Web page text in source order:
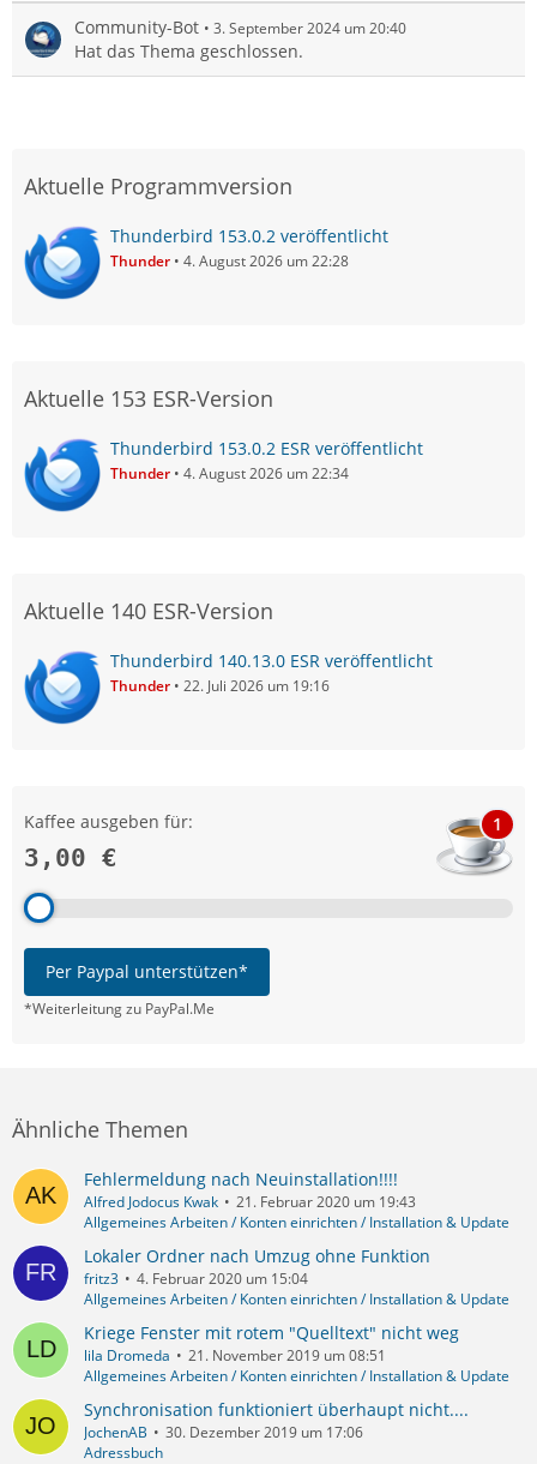
Community-Bot 3. September 2024 um 20:40
Hat das Thema geschlossen.
Aktuelle Programmversion
Thunderbird 153.0.2 veröffentlicht
Thunder 4. August 2026 um 22:28
Aktuelle 153 ESR-Version
Thunderbird 153.0.2 ESR veröffentlicht
Thunder 4. August 2026 um 22:34
Aktuelle 140 ESR-Version
Thunderbird 140.13.0 ESR veröffentlicht
Thunder 22. Juli 2026 um 19:16
Kaffee ausgeben für:
3,00 €
1
Per Paypal unterstützen*
*Weiterleitung zu PayPal.Me
Ähnliche Themen
Fehlermeldung nach Neuinstallation!!!!
Alfred Jodocus Kwak
21. Februar 2020 um 19:43
Allgemeines Arbeiten / Konten einrichten / Installation & Update
Lokaler Ordner nach Umzug ohne Funktion
fritz3
4. Februar 2020 um 15:04
Allgemeines Arbeiten / Konten einrichten / Installation & Update
Kriege Fenster mit rotem "Quelltext" nicht weg
lila Dromeda
21. November 2019 um 08:51
Allgemeines Arbeiten / Konten einrichten / Installation & Update
Synchronisation funktioniert überhaupt nicht....
JochenAB
30. Dezember 2019 um 17:06
Adressbuch